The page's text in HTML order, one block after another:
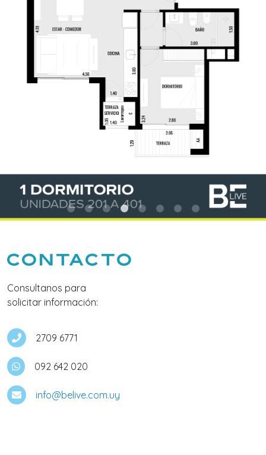
Contacto
Consultanos para
solicitar información:
2709 6771
092 642 020
info@belive.com.uy